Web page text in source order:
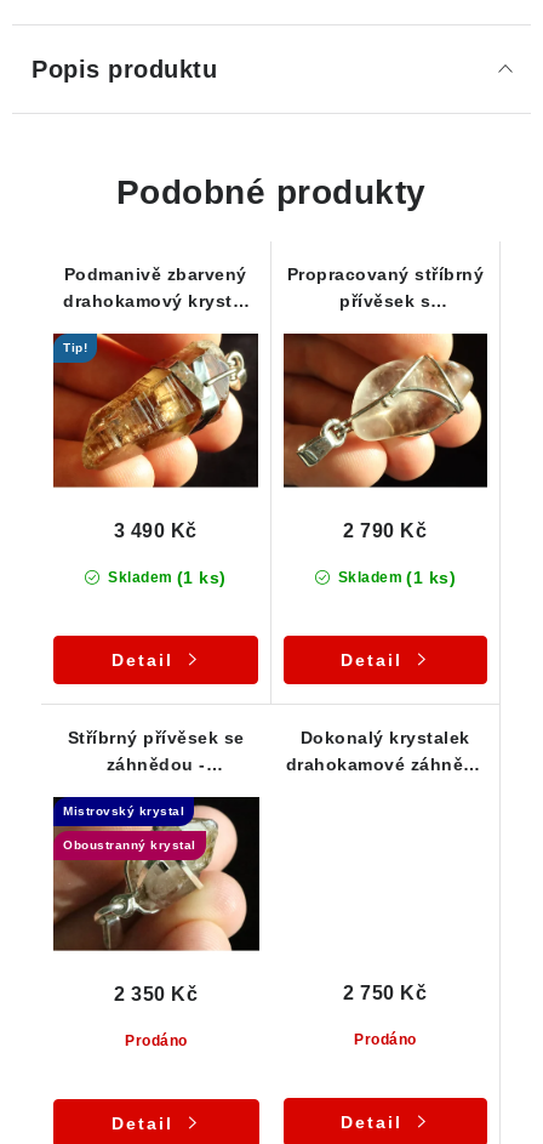
Popis produktu
Podobné produkty
Podmanivě zbarvený
drahokamový krystal
Tip!
Skladem (1 ks)
3 490 Kč
Detail
Propracovaný stříbrný
přívěsek s
záhnědou
Skladem (1 ks)
2 790 Kč
Detail
Stříbrný přívěsek se
záhnědou -
Elestial
Mistrovský krystal
Oboustranný krystal
Prodáno
2 350 Kč
Detail
Dokonalý krystalek
drahokamové záhnědy
Prodáno
2 750 Kč
Detail